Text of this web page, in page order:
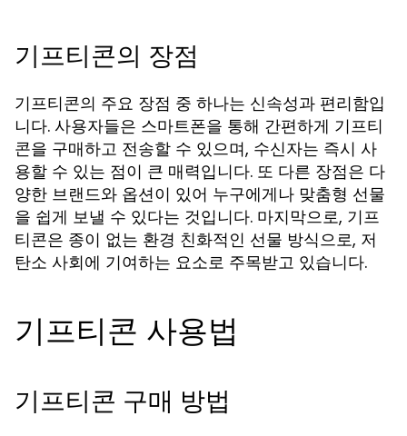
기프티콘의 장점
기프티콘의 주요 장점 중 하나는 신속성과 편리함입
니다. 사용자들은 스마트폰을 통해 간편하게 기프티
콘을 구매하고 전송할 수 있으며, 수신자는 즉시 사
용할 수 있는 점이 큰 매력입니다. 또 다른 장점은 다
양한 브랜드와 옵션이 있어 누구에게나 맞춤형 선물
을 쉽게 보낼 수 있다는 것입니다. 마지막으로, 기프
티콘은 종이 없는 환경 친화적인 선물 방식으로, 저
탄소 사회에 기여하는 요소로 주목받고 있습니다.
기프티콘 사용법
기프티콘 구매 방법